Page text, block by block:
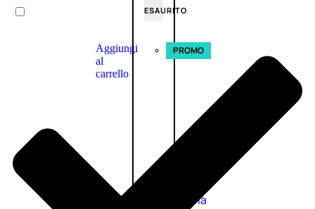
ESAURITO
Aggiungi
al
carrello
PROMO
Donna